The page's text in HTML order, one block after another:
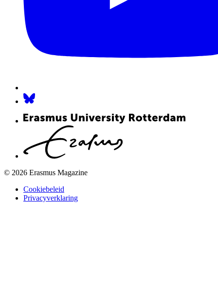
© 2026 Erasmus Magazine
Cookiebeleid
Privacyverklaring